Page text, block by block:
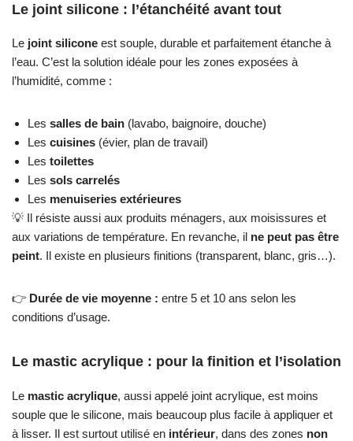
Le joint silicone : l’étanchéité avant tout
Le joint silicone est souple, durable et parfaitement étanche à
l’eau. C’est la solution idéale pour les zones exposées à
l’humidité, comme :
Les salles de bain (lavabo, baignoire, douche)
Les cuisines (évier, plan de travail)
Les toilettes
Les sols carrelés
Les menuiseries extérieures
💡 Il résiste aussi aux produits ménagers, aux moisissures et
aux variations de température. En revanche, il ne peut pas être
peint. Il existe en plusieurs finitions (transparent, blanc, gris…).
👉 Durée de vie moyenne : entre 5 et 10 ans selon les
conditions d’usage.
Le mastic acrylique : pour la finition et l’isolation
Le mastic acrylique, aussi appelé joint acrylique, est moins
souple que le silicone, mais beaucoup plus facile à appliquer et
à lisser. Il est surtout utilisé en intérieur, dans des zones non